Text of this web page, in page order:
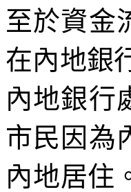
至於資金
在內地銀
內地銀行
市民因為
內地居住